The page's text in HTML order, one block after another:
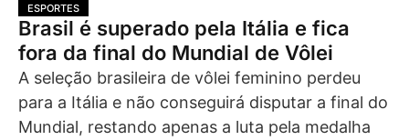
ESPORTES
Brasil é superado pela Itália e fica
fora da final do Mundial de Vôlei
A seleção brasileira de vôlei feminino perdeu
para a Itália e não conseguirá disputar a final do
Mundial, restando apenas a luta pela medalha